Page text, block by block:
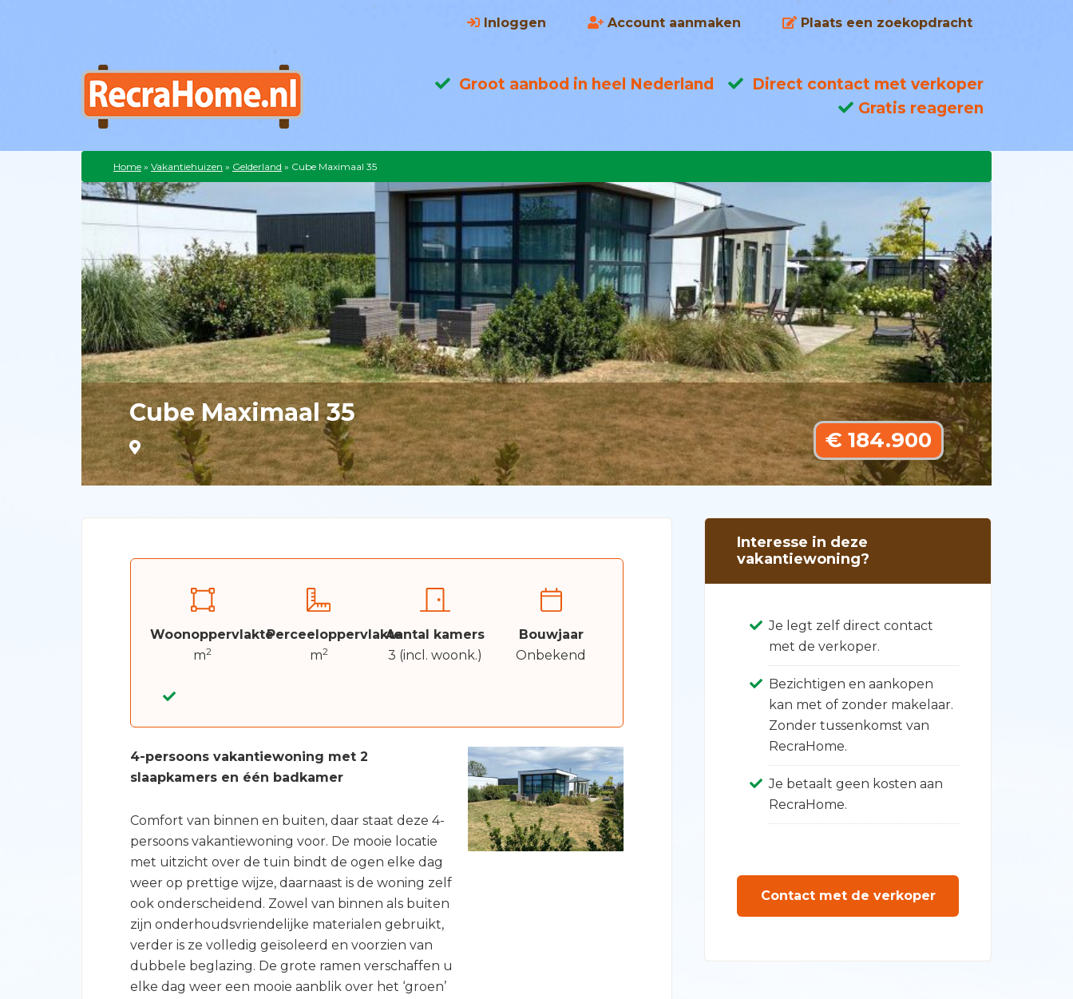
Inloggen Account aanmaken Plaats een zoekopdracht
Groot aanbod in heel Nederland
Direct contact met verkoper
Gratis reageren
Home » Vakantiehuizen » Gelderland » Cube Maximaal 35
Cube Maximaal 35
€ 184.900
Woonoppervlakte
m2
Perceeloppervlakte
m2
Aantal kamers
3 (incl. woonk.)
Bouwjaar
Onbekend
4-persoons vakantiewoning met 2
slaapkamers en één badkamer
Comfort van binnen en buiten, daar staat deze 4-
persoons vakantiewoning voor. De mooie locatie
met uitzicht over de tuin bindt de ogen elke dag
weer op prettige wijze, daarnaast is de woning zelf
ook onderscheidend. Zowel van binnen als buiten
zijn onderhoudsvriendelijke materialen gebruikt,
verder is ze volledig geïsoleerd en voorzien van
dubbele beglazing. De grote ramen verschaffen u
elke dag weer een mooie aanblik over het ‘groen’
Interesse in deze
vakantiewoning?
Je legt zelf direct contact
met de verkoper.
Bezichtigen en aankopen
kan met of zonder makelaar.
Zonder tussenkomst van
RecraHome.
Je betaalt geen kosten aan
RecraHome.
Contact met de verkoper